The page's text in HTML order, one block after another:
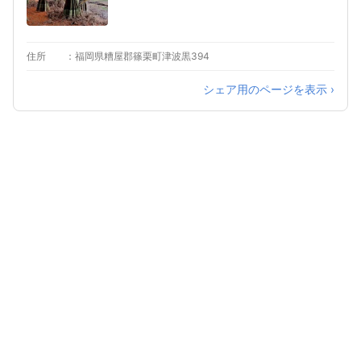
住所 福岡県糟屋郡篠栗町津波黒394
シェア用のページを表示 ›